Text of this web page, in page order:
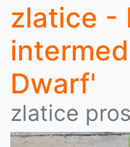
zlatice -
Dwarf'
zlatice